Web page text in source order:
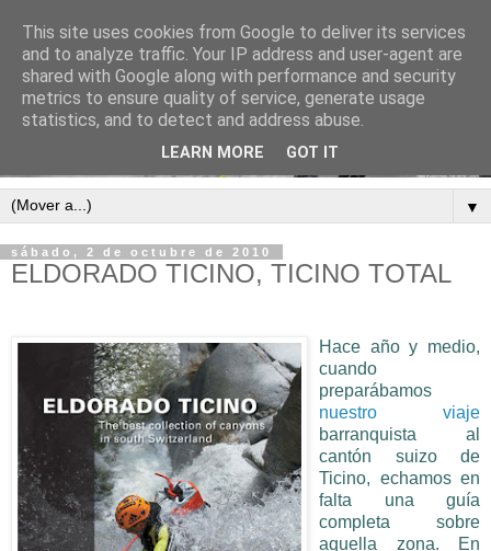
▼
sábado, 2 de octubre de 2010
ELDORADO TICINO, TICINO TOTAL
Hace año y medio,
cuando
preparábamos
nuestro viaje
barranquista al
cantón suizo de
Ticino, echamos en
falta una guía
completa sobre
aquella zona. En
This site uses cookies from Google to deliver its services
and to analyze traffic. Your IP address and user-agent are
shared with Google along with performance and security
metrics to ensure quality of service, generate usage
statistics, and to detect and address abuse.
LEARN MORE GOT IT